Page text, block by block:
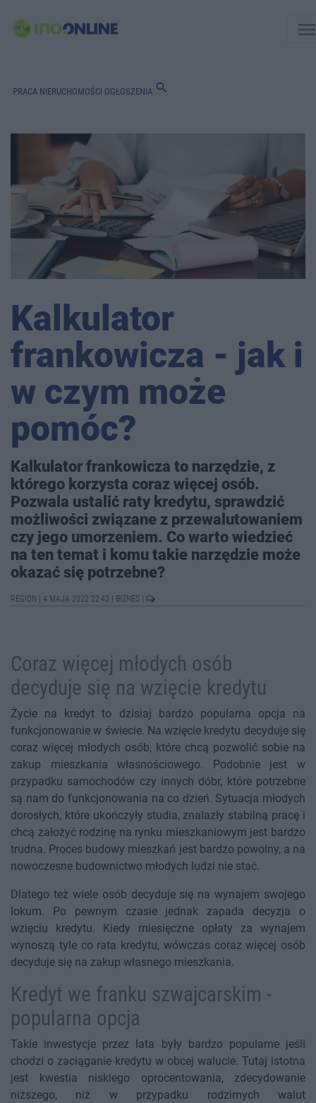
PRACA NIERUCHOMOŚCI OGŁOSZENIA search
Kalkulator
frankowicza - jak i
w czym może
pomóc?
Kalkulator frankowicza to narzędzie, z
którego korzysta coraz więcej osób.
Pozwala ustalić raty kredytu, sprawdzić
możliwości związane z przewalutowaniem
czy jego umorzeniem. Co warto wiedzieć
na ten temat i komu takie narzędzie może
okazać się potrzebne?
REGION 4 MAJA 2022 22:43 BIZNES
Coraz więcej młodych osób
decyduje się na wzięcie kredytu
Życie na kredyt to dzisiaj bardzo popularna opcja na
funkcjonowanie w świecie. Na wzięcie kredytu decyduje się
coraz więcej młodych osób, które chcą pozwolić sobie na
zakup mieszkania własnościowego. Podobnie jest w
przypadku samochodów czy innych dóbr, które potrzebne
są nam do funkcjonowania na co dzień. Sytuacja młodych
dorosłych, które ukończyły studia, znalazły stabilną pracę i
chcą założyć rodzinę na rynku mieszkaniowym jest bardzo
trudna. Proces budowy mieszkań jest bardzo powolny, a na
nowoczesne budownictwo młodych ludzi nie stać.
Dlatego też wiele osób decyduje się na wynajem swojego
lokum. Po pewnym czasie jednak zapada decyzja o
wzięciu kredytu. Kiedy miesięczne opłaty za wynajem
wynoszą tyle co rata kredytu, wówczas coraz więcej osób
decyduje się na zakup własnego mieszkania.
Kredyt we franku szwajcarskim -
popularna opcja
Takie inwestycje przez lata były bardzo popularne jeśli
chodzi o zaciąganie kredytu w obcej walucie. Tutaj istotna
jest kwestia niskiego oprocentowania, zdecydowanie
niższego, niż w przypadku rodzimych walut